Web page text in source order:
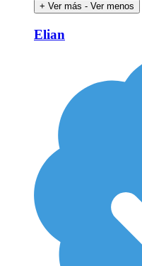
+ Ver más - Ver menos
Elian